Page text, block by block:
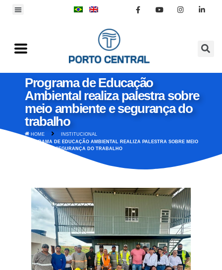
Programa de Educação
Ambiental realiza palestra sobre
meio ambiente e segurança do
trabalho
HOME
INSTITUCIONAL
PROGRAMA DE EDUCAÇÃO AMBIENTAL REALIZA PALESTRA SOBRE MEIO
AMBIENTE E SEGURANÇA DO TRABALHO